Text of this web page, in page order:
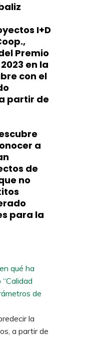
I+D
Premio
en la
con el
partir de
a
de
no
para la
qué ha
de
la
a partir de